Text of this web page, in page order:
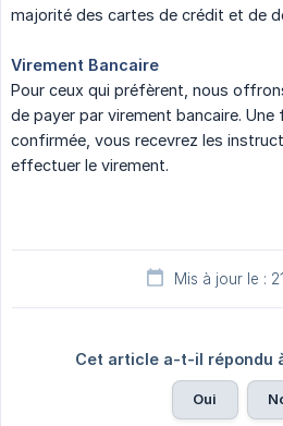
majorité des cartes de crédit et de
Virement Bancaire
Pour ceux qui préfèrent, nous
de payer par virement bancaire.
confirmée, vous recevrez les
effectuer le virement.
Mis à jour le :
Cet article a-t-il répondu
Oui